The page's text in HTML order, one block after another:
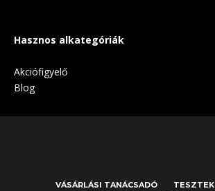
Hasznos alkategóriák
Akciófigyelő
Blog
VÁSÁRLÁSI TANÁCSADÓ TESZTEK